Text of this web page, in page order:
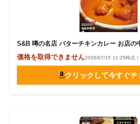
S&B 噂の名店 バターチキンカレー お店の
価格を取得できません2026/07/15 11:25時点
クリックして今すぐチ